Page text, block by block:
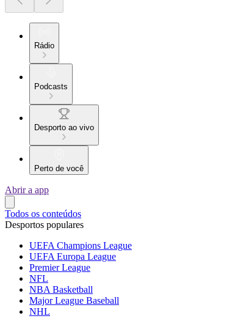
Rádio
Podcasts
Desporto ao vivo
Perto de você
Abrir a app
Todos os conteúdos
Desportos populares
UEFA Champions League
UEFA Europa League
Premier League
NFL
NBA Basketball
Major League Baseball
NHL